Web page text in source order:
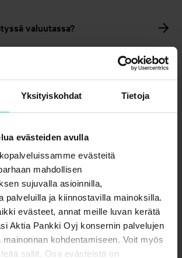
Yksityiskohdat Tietoja
evästeiden avulla
evästeitä
mahdollisen
sujuvalla asioinnilla,
palveluilla ja kiinnostavilla mainoksilla.
evästeet, annat meille luvan kerätä
Aktia Pankki Oyj konsernin palvelujen
kohdentamiseen. Voit myös
sallit. Osa evästeistä on
valuutassa?
nostaa käteistä?
ja suorakuljetus
ulkomaanmaksun?
rahaa Aktiassa olevalle tilille?